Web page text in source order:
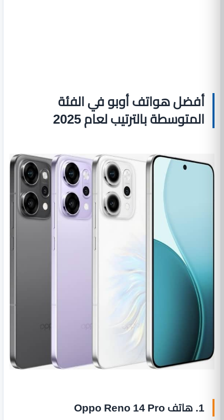
أفضل هواتف أوبو في الفئة
المتوسطة بالترتيب لعام 2025
1. هاتف Oppo Reno 14 Pro